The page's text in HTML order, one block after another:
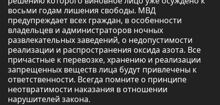
восьми годам лишения свободы. МВД
предупреждает всех граждан, в особенности
владельцев и администраторов ночных
развлекательных заведений, о недопустимости
реализации и распространения оксида азота. Все
причастные к перевозке, хранению и реализации
запрещенных веществ лица будут привлечены к
ответственности. Всегда помните о принципе
неотвратимости наказания в отношении
нарушителей закона.